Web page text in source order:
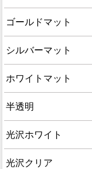
ゴールドマット
シルバーマット
ホワイトマット
半透明
光沢ホワイト
光沢クリア